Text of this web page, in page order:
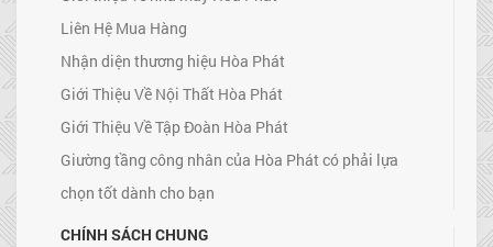
Liên Hệ Mua Hàng
Nhận diện thương hiệu Hòa Phát
Giới Thiệu Về Nội Thất Hòa Phát
Giới Thiệu Về Tập Đoàn Hòa Phát
Giường tầng công nhân của Hòa Phát có phải lựa
chọn tốt dành cho bạn
CHÍNH SÁCH CHUNG